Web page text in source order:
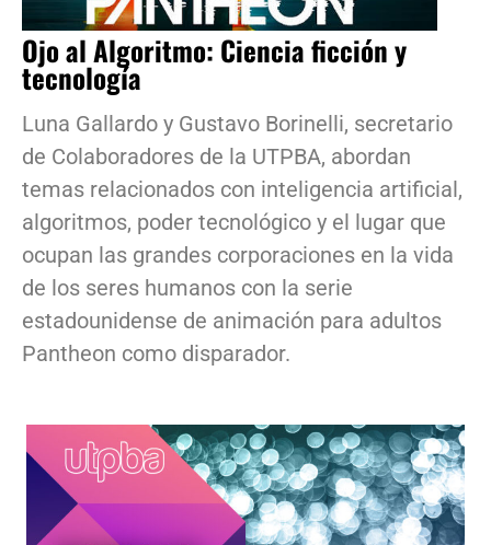
Ojo al Algoritmo: Ciencia ficción y
tecnología
Luna Gallardo y Gustavo Borinelli, secretario
de Colaboradores de la UTPBA, abordan
temas relacionados con inteligencia artificial,
algoritmos, poder tecnológico y el lugar que
ocupan las grandes corporaciones en la vida
de los seres humanos con la serie
estadounidense de animación para adultos
Pantheon como disparador.